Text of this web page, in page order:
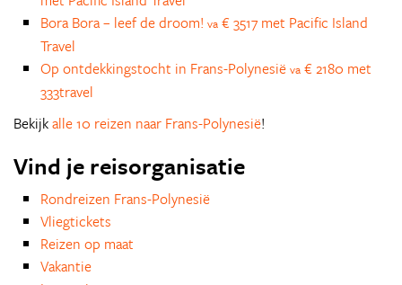
Bora Bora – leef de droom! va € 3517 met Pacific Island
Travel
Op ontdekkingstocht in Frans-Polynesië va € 2180 met
333travel
Bekijkalle 10 reizen naar Frans-Polynesië!
Vind je reisorganisatie
Rondreizen Frans-Polynesië
Vliegtickets
Reizen op maat
Vakantie